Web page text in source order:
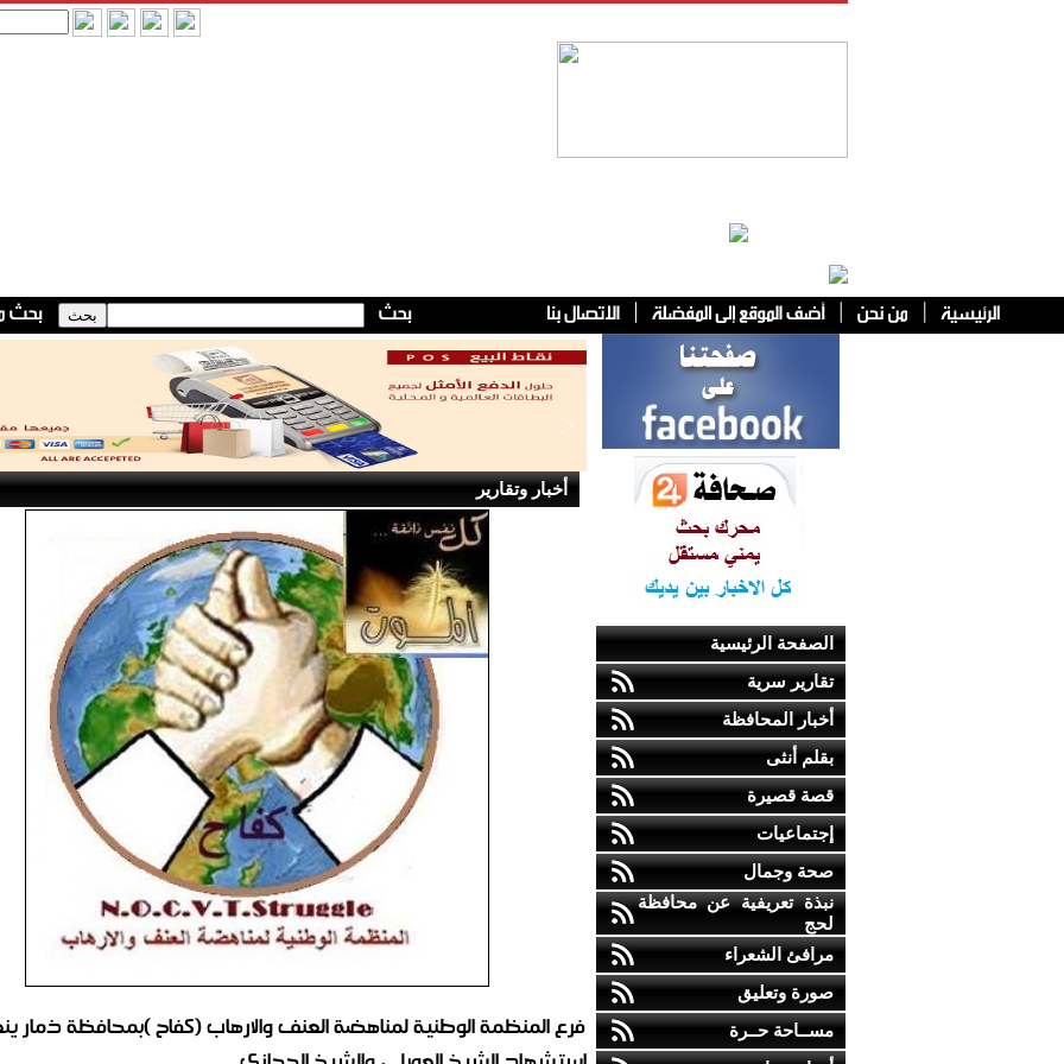
الصفحة الرئيسية
تقارير سرية
أخبار المحافظة
بقلم أنثى
قصة قصيرة
إجتماعيات
صحة وجمال
نبذة تعريفية عن محافظة
لحج
مرافئ الشعراء
صورة وتعليق
مســاحة حــرة
أخبار وتقارير
فرع المنظمة الوطنية لمناهضة العنف والارهاب (كفاح )بمحافظة ذمار